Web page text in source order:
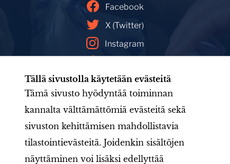
Tällä sivustolla käytetään evästeitä
Tämä sivusto hyödyntää toiminnan
kannalta välttämättömiä evästeitä sekä
sivuston kehittämisen mahdollistavia
tilastointievästeitä. Joidenkin sisältöjen
näyttäminen voi lisäksi edellyttää
Facebook
X (Twitter)
Instagram
Facebookin mainoskirjasto
Järjestö Aineistot LIONS-valmennus